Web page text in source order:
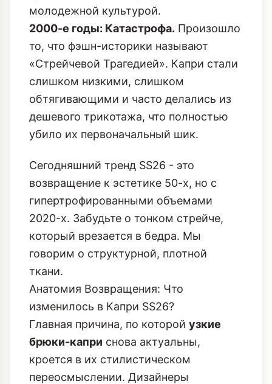
молодежной культурой.
2000-е годы: Катастрофа. Произошло
то, что фэшн-историки называют
«Стрейчевой Трагедией». Капри стали
слишком низкими, слишком
обтягивающими и часто делались из
дешевого трикотажа, что полностью
убило их первоначальный шик.
Сегодняшний тренд SS26 - это
возвращение к эстетике 50-х, но с
гипертрофированными объемами
2020-х. Забудьте о тонком стрейче,
который врезается в бедра. Мы
говорим о структурной, плотной
ткани.
Анатомия Возвращения: Что
изменилось в Капри SS26?
Главная причина, по которой узкие
брюки-капри снова актуальны,
кроется в их стилистическом
переосмыслении. Дизайнеры